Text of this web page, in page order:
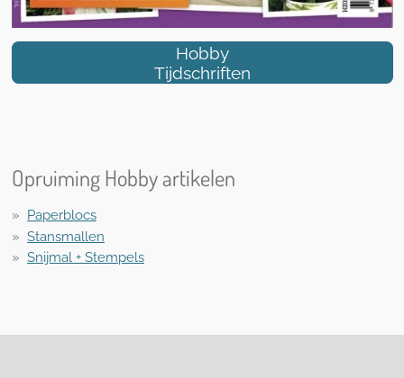
Hobby
Tijdschriften
Opruiming Hobby artikelen
Paperblocs
Stansmallen
Snijmal + Stempels